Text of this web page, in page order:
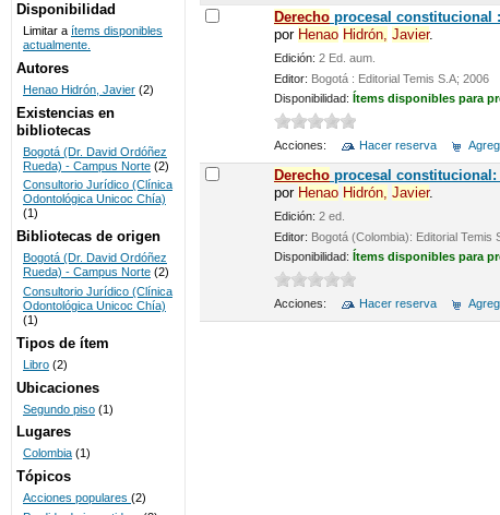
BIBLIOTECAS
UNICOC
Derechoprocesal constitucional
por Henao Hidrón, Javier.
Edición: 2 Ed. aum.
Editor: Bogotá : Editorial Temis S.A; 2006
Disponibilidad: Ítems disponibles para
Acciones: Hacer reserva
Derechoprocesal constitucional:
por Henao Hidrón, Javier.
Edición: 2 ed.
Editor: Bogotá (Colombia): Editorial Temis
Disponibilidad: Ítems disponibles para
Acciones: Hacer reserva
Disponibilidad
Limitar a ítems disponibles
actualmente.
Autores
Henao Hidrón, Javier (2)
Existencias en
bibliotecas
Bogotá (Dr. David Ordóñez
Rueda) - Campus Norte (2)
Consultorio Jurídico (Clínica
Odontológica Unicoc Chía)
(1)
Bibliotecas de origen
Bogotá (Dr. David Ordóñez
Rueda) - Campus Norte (2)
Consultorio Jurídico (Clínica
Odontológica Unicoc Chía)
(1)
Tipos de ítem
Libro (2)
Ubicaciones
Segundo piso (1)
Lugares
Colombia (1)
Tópicos
Acciones populares (2)